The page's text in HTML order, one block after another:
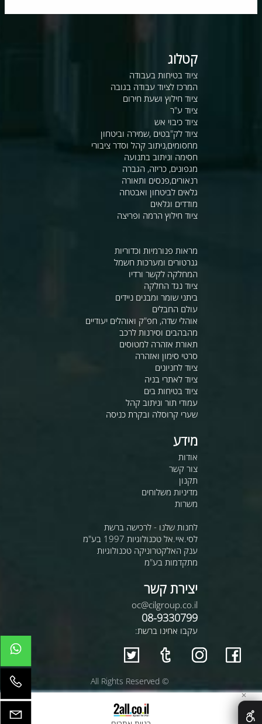
קטלוג
ציוד בטיחות בעבודה
המרכז לציוד עבודה בגובה
ציוד חילוץ ושעת חירום
ציוד ע"ר
ציוד כיבוי אש
ציוד לק"בטים ,שמירה וביטחון
מחסומים,ניתוב קהל וסדר ציבורי
חסימה וניתוב בתנועה
מגפונים, כריזה, הגברה
רנאורים,פנסים ותאורה
גלאים לביטחון ואבטחה
מודדים וגלאים
ציוד חילוץ הרמה ופריצה
מראות פנורמיות וכדוריות
גנרטורים ומערכות חשמל
המחלקה לקשר ורדיו
ציוד נגד החלקה
ביתני שומר ומבנים ניידים
עולם החבלים
אוהלי שדה, חפ"ק ואוהלים יעודיים
מהבהבים וסירנות לרכב
תאורת אזהרה למטוסים
סרטי סימון ואזהרה
ציוד לחניונים
ציוד לאתרי בניה
ציוד בטיחות בים
עמודי תור וניתוב קהל
שערי קרוסלה ובקרת כניסה
מידע
אודות
צור קשר
תקנון
מדיניות משלוחים
משרות
לחנות שלנו - לרכישה ברשת
לסי.איי.אל טכנולוגיות 1997 בע"מ
ענק האלקטרוניקה טכנולוגיות
מתקדמות בע"מ
יצירת קשר
oc@cilgroup.co.il
08-9330799
עקבו אחינו ברשת:
© All Rights Reserved
✕